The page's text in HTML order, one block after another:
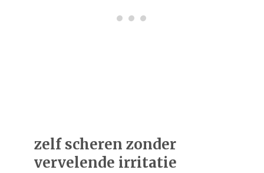
zelf scheren zonder
vervelende irritatie